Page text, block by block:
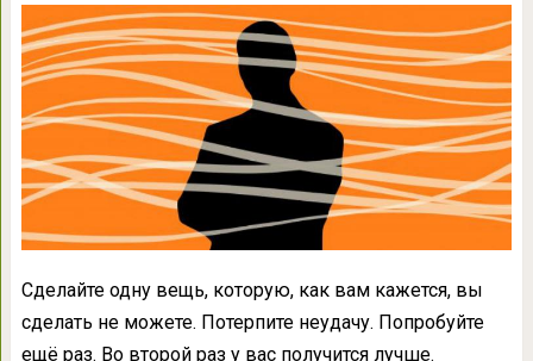
Сделайте одну вещь, которую, как вам кажется, вы
сделать не можете. Потерпите неудачу. Попробуйте
ещё раз. Во второй раз у вас получится лучше.